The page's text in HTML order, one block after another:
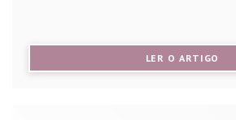
LER O ARTIGO